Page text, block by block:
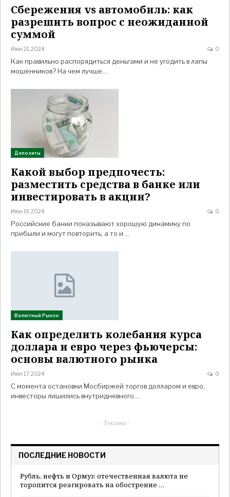
Сбережения vs автомобиль: как
разрешить вопрос с неожиданной
суммой
Июн 21, 2024 0
Как правильно распорядиться деньгами и не угодить в лапы
мошенников? На чем лучше…
Депозиты
Какой выбор предпочесть:
разместить средства в банке или
инвестировать в акции?
Июн 19, 2024 0
Российские банки показывают хорошую динамику по
прибыли и могут повторить, а то и…
Валютный Рынок
Как определить колебания курса
доллара и евро через фьючерсы:
основы валютного рынка
Июн 17, 2024 0
С момента остановки Мосбиржей торгов долларом и евро,
инвесторы лишились внутридневного…
- Реклама -
ПОСЛЕДНИЕ НОВОСТИ
Рубль, нефть и Ормуз: отечественная валюта не
торопится реагировать на обострение …